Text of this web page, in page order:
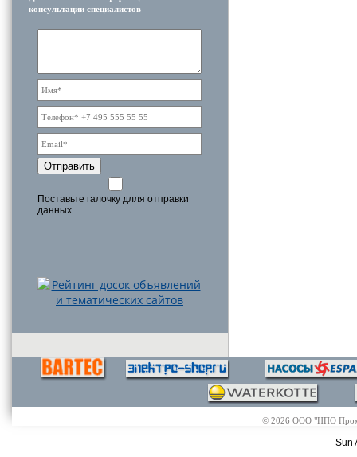
консультации специалистов
Отправить
Поставьте галочку длля отправки
данных
© 2026 ООО "НПО
Sun